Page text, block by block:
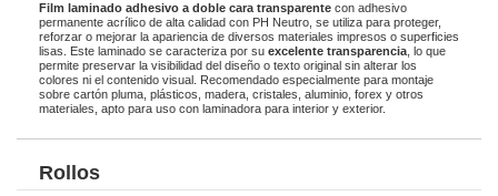
Film laminado adhesivo a doble cara transparente con adhesivo
permanente acrílico de alta calidad con PH Neutro, se utiliza para proteger,
reforzar o mejorar la apariencia de diversos materiales impresos o superficies
lisas. Este laminado se caracteriza por su excelente transparencia , lo que
permite preservar la visibilidad del diseño o texto original sin alterar los
colores ni el contenido visual. Recomendado especialmente para montaje
sobre cartón pluma, plásticos, madera, cristales, aluminio, forex y otros
materiales, apto para uso con laminadora para interior y exterior.
Rollos